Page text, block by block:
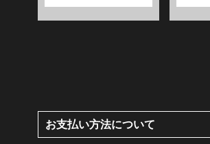
お支払い方法について